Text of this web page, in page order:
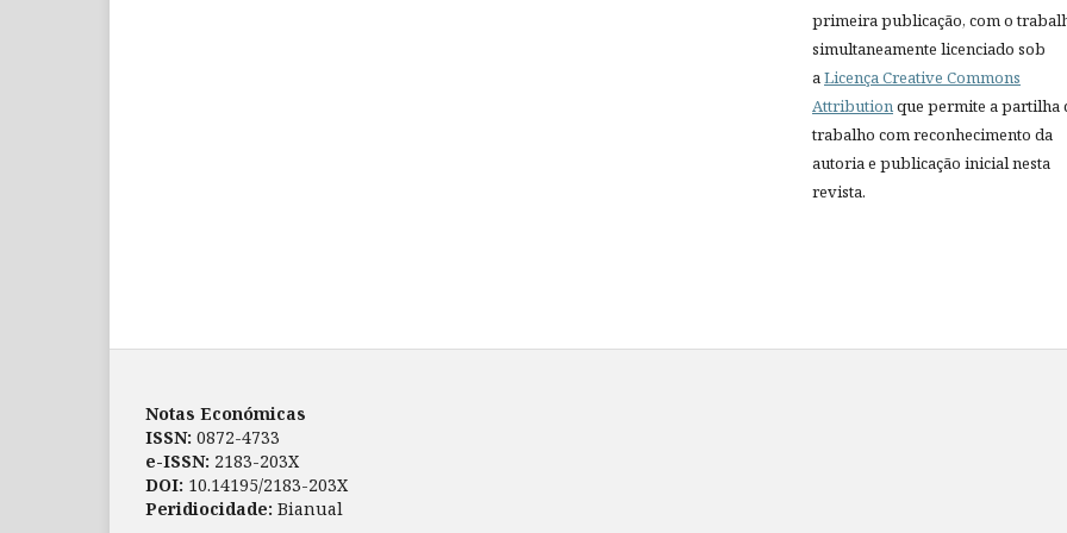
primeira publicação, com o
simultaneamente licenciado sob
aLicença Creative Commons
Attributionque permite a partilha
trabalho com reconhecimento da
autoria e publicação inicial nesta
revista.
Notas Económicas
ISSN: 0872-4733
e-ISSN: 2183-203X
DOI: 10.14195/2183-203X
Peridiocidade: Bianual